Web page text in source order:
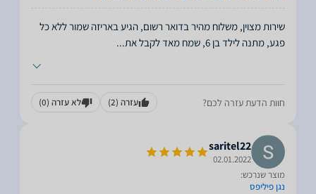
שירות מצוין, משלוח מהיר בדואר רשום, הגיע באריזה שמור ללא כל
פגע, מתנה לילד בן 6, שמח מאד לקבל את
...
חוות הדעת עזרה לכם? עזרה (2) לא עזרה (0)
saritel22
02.01.2022
מוצר שנרכש:
נגן פיליפס